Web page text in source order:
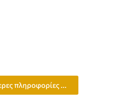
πληροφορίες ...